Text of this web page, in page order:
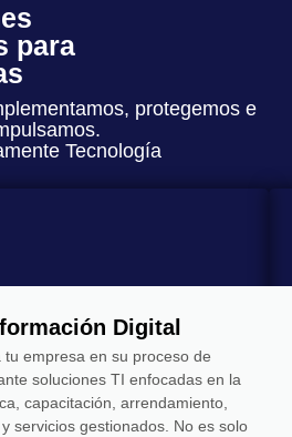
para
protegemos e
Tecnología
Digital
tu empresa en su proceso de
soluciones TI enfocadas en la
capacitación, arrendamiento,
servicios gestionados. No es solo